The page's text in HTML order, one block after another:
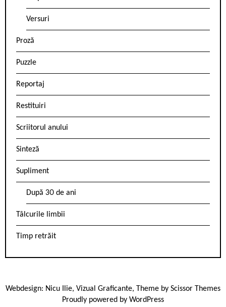
Versuri
Proză
Puzzle
Reportaj
Restituiri
Scriitorul anului
Sinteză
Supliment
După 30 de ani
Tâlcurile limbii
Timp retrăit
Webdesign: Nicu Ilie, Vizual Graficante, Theme by Scissor Themes
Proudly powered by WordPress